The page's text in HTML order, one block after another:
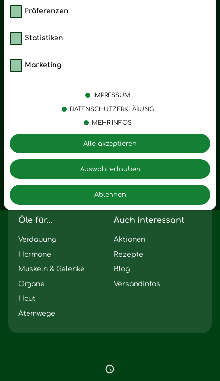
Präferenzen
Statistiken
Marketing
IMPRESSUM
DATENSCHUTZERKLÄRUNG
MEHR INFOS
Ablehnen
Auswahl erlauben
Alle akzeptieren
Zuhause
Stress
Entspannung
Trauer
Romantik
Motivation
Seelischer Schlag
Öle für...
Verdauung
Hormone
Muskeln & Gelenke
Organe
Haut
Atemwege
Auch interessant
Aktionen
Rezepte
Blog
Versandinfos